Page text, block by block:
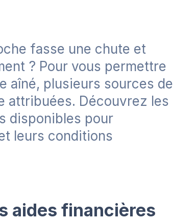
fasse une chute et
? Pour vous permettre
aîné, plusieurs sources de
attribuées. Découvrez les
disponibles pour
leurs conditions
aides financières